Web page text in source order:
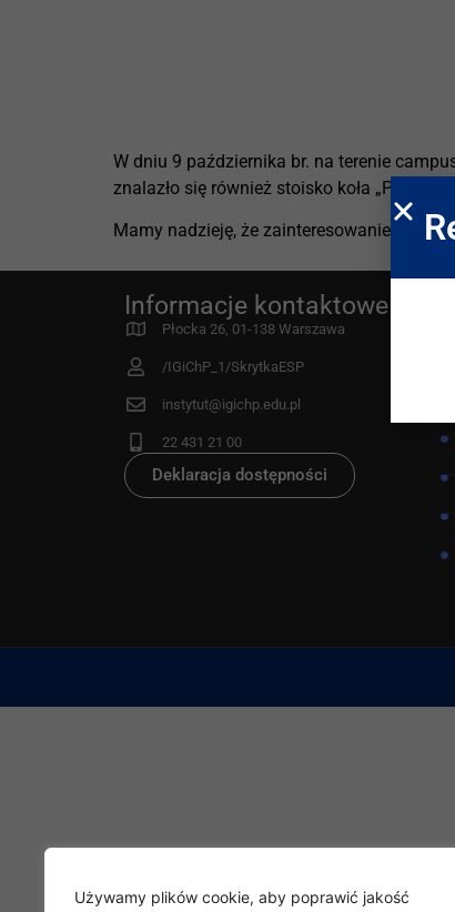
Używamy plików cookie, aby poprawić jakość
W dniu 9 października br. na terenie
znalazło się również stoisko koła
Mamy nadzieję, że zainteresowanie
Informacje kontaktowe
Płocka 26, 01-138 Warszawa
/IGiChP_1/SkrytkaESP
instytut@igichp.edu.pl
22 431 21 00
Deklaracja dostępności